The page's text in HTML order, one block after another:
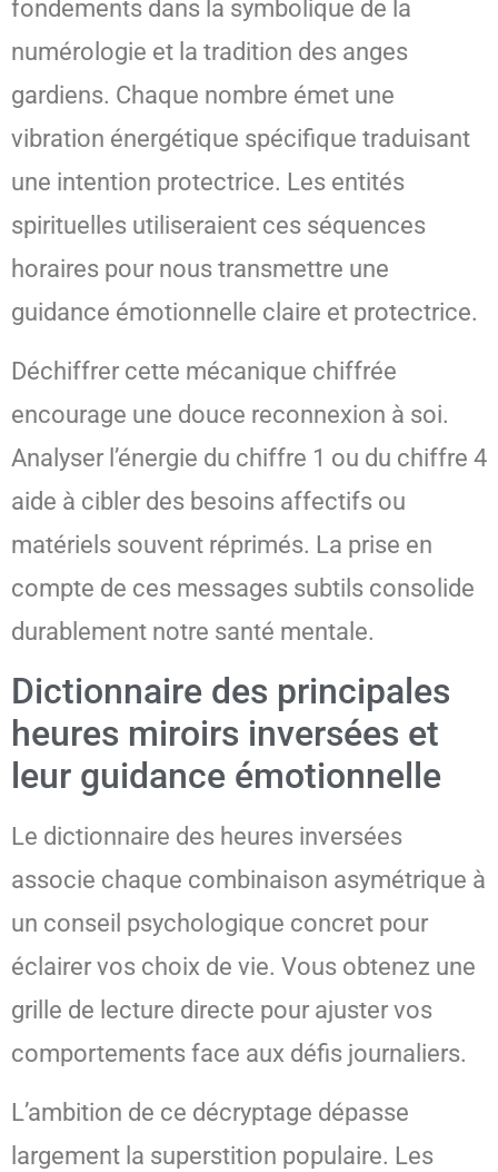
fondements dans la symbolique de la
numérologie et la tradition des anges
gardiens. Chaque nombre émet une
vibration énergétique spécifique traduisant
une intention protectrice. Les entités
spirituelles utiliseraient ces séquences
horaires pour nous transmettre une
guidance émotionnelle claire et protectrice.
Déchiffrer cette mécanique chiffrée
encourage une douce reconnexion à soi.
Analyser l’énergie du chiffre 1 ou du chiffre 4
aide à cibler des besoins affectifs ou
matériels souvent réprimés. La prise en
compte de ces messages subtils consolide
durablement notre santé mentale.
Dictionnaire des principales
heures miroirs inversées et
leur guidance émotionnelle
Le dictionnaire des heures inversées
associe chaque combinaison asymétrique à
un conseil psychologique concret pour
éclairer vos choix de vie. Vous obtenez une
grille de lecture directe pour ajuster vos
comportements face aux défis journaliers.
L’ambition de ce décryptage dépasse
largement la superstition populaire. Les